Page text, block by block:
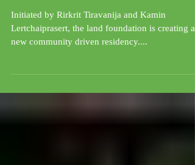
Initiated by Rirkrit Tiravanija and Kamin
Lertchaiprasert, the land foundation is creating a
new community driven residency....